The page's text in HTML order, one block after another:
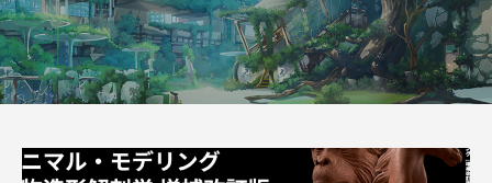
アニマル・モデリング 動物造形解剖学 増
Autodesk CG Festa
あにつく2025レポート | オレンジ リクル
あにつく2025レポ
[外部事例]「泣きたい私は猫をかぶる」監
[外部事例]「ペンギ